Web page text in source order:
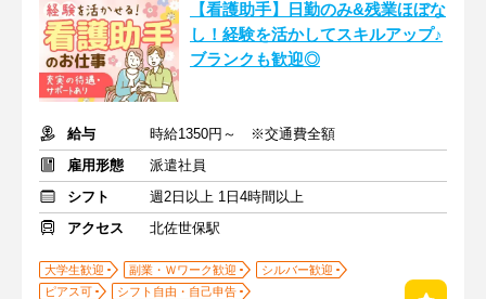
【看護助手】日勤のみ&残業ほぼな
し！経験を活かしてスキルアップ♪
ブランクも歓迎◎
給与
時給1350円～ ※交通費全額
雇用形態
派遣社員
シフト
週2日以上 1日4時間以上
アクセス
北佐世保駅
大学生歓迎 副業・Ｗワーク歓迎
シルバー歓迎
ピアス可
シフト自由・自己申告